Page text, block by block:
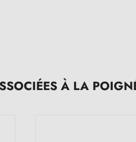
À LA